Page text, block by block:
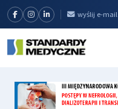
wyślij e-mail